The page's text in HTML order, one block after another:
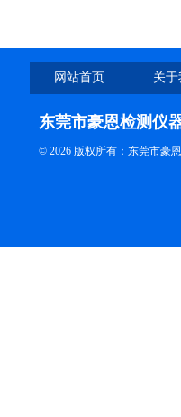
网站首页 关
东莞市豪恩检测仪
© 2026 版权所有：东莞市豪